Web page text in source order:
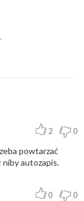
2 0
powtarzać
niby autozapis.
0 0